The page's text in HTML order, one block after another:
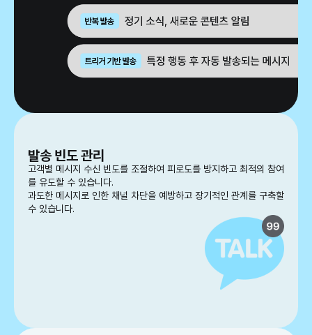
발송 빈도 관리
고객별 메시지 수신 빈도를 조절하여 피로도를 방지하고 최적의 참여
를 유도할 수 있습니다.
과도한 메시지로 인한 채널 차단을 예방하고 장기적인 관계를 구축할
수 있습니다.